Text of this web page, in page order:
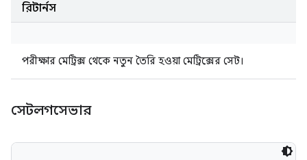
রিটার্নস
পরীক্ষার মেট্রিক্স থেকে নতুন তৈরি হওয়া মেট্রিক্সের সেট।
সেটলগসেভার